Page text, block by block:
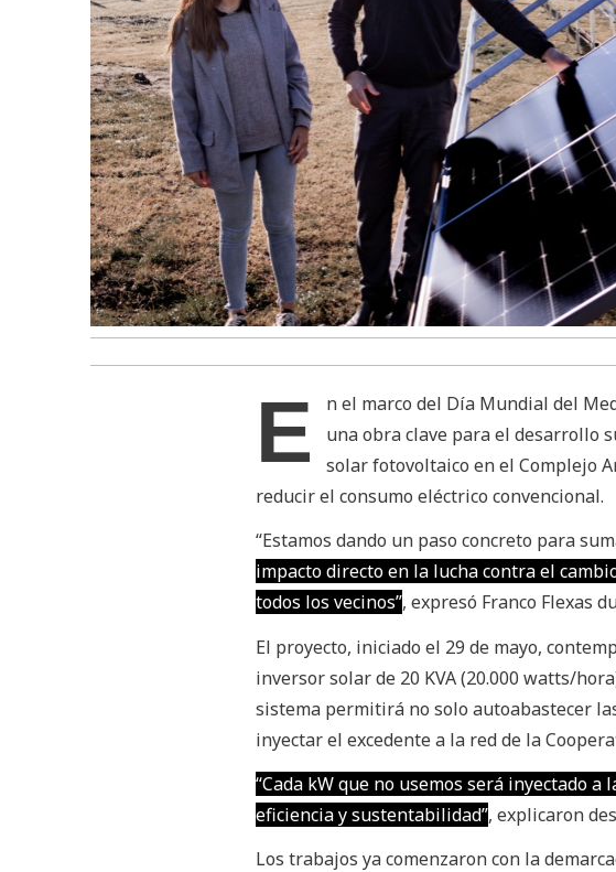
E
n el marco del Día Mundial del
una obra clave para el desarrollo
solar fotovoltaico en el Complejo
reducir el consumo eléctrico convencional.
“Estamos dando un paso concreto para
impacto directo en la lucha contra el
todos los vecinos”, expresó Franco Flexas
El proyecto, iniciado el 29 de mayo,
inversor solar de 20 KVA (20.000 watts/
sistema permitirá no solo autoabastecer
inyectar el excedente a la red de la
“Cada kW que no usemos será inyectado
eficiencia y sustentabilidad”, explicaron
Los trabajos ya comenzaron con la